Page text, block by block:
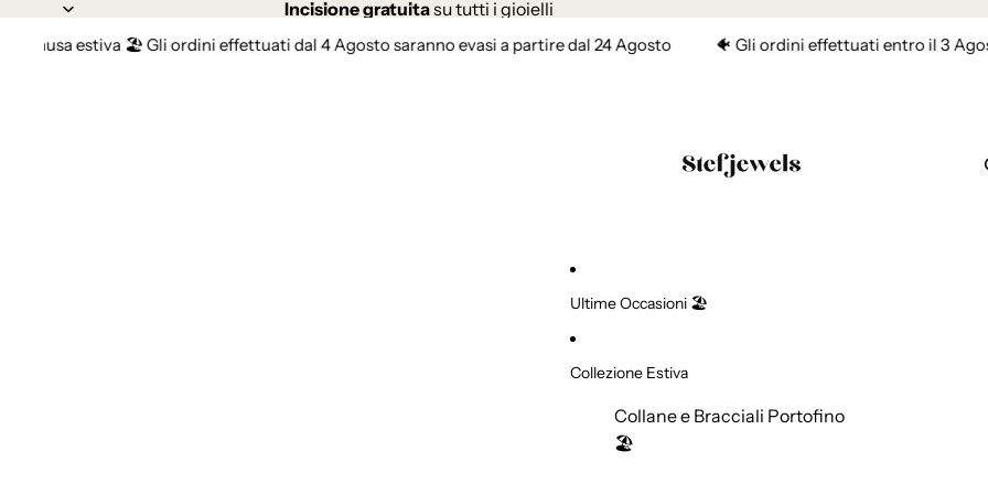
Incisione gratuitasu tutti i gioielli
🏖️ Gli ordini effettuati dal 4 Agosto saranno evasi a partire dal 24 Agosto 🐠 Gli ordini effettuati entro il 3 Agosto
Ultime Occasioni 🏖️
Collezione Estiva
Collane e Bracciali Portofino
🏖️